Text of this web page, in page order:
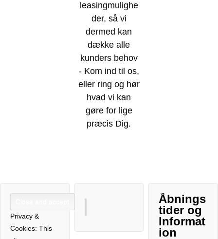
leasingmulighe
der, så vi
dermed kan
dække alle
kunders behov
- Kom ind til os,
eller ring og hør
hvad vi kan
gøre for lige
præcis Dig.
Privacy &
Cookies: This
Åbnings
tider og
Informat
ion